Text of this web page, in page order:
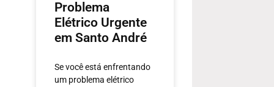
Problema
Elétrico Urgente
em Santo André
Se você está enfrentando
um problema elétrico